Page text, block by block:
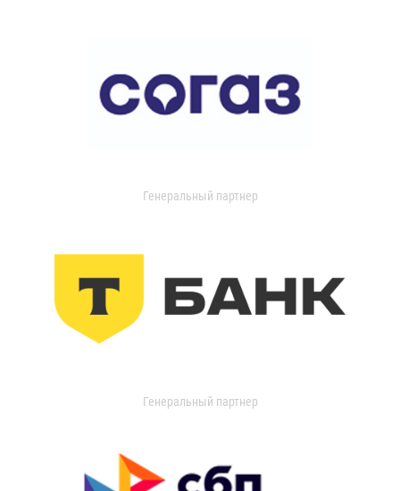
Генеральный партнер
Генеральный партнер